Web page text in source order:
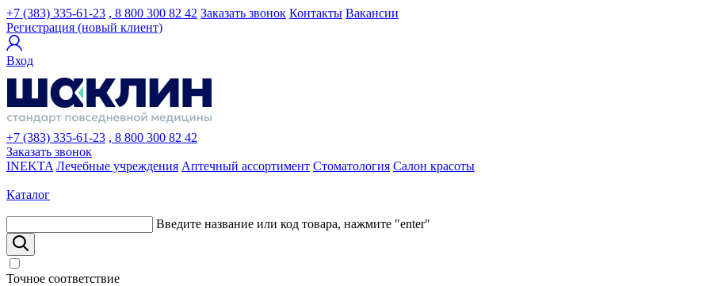
+7 (383) 335-61-23 , 8 800 300 82 42 Заказать звонок Контакты Вакансии
Регистрация (новый клиент)
Вход
+7 (383) 335-61-23 , 8 800 300 82 42
Заказать звонок
INEKTA Лечебные учреждения Аптечный ассортимент Стоматология Салон красоты
Каталог
Введите название или код товара, нажмите "enter"
Точное соответствие